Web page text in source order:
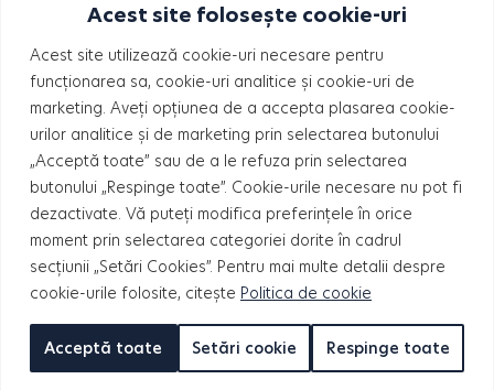
Acest site folosește cookie-uri
Acest site utilizează cookie-uri necesare pentru
funcționarea sa, cookie-uri analitice și cookie-uri de
marketing. Aveți opțiunea de a accepta plasarea cookie-
urilor analitice și de marketing prin selectarea butonului
„Acceptă toate” sau de a le refuza prin selectarea
butonului „Respinge toate”. Cookie-urile necesare nu pot fi
dezactivate. Vă puteți modifica preferințele în orice
moment prin selectarea categoriei dorite în cadrul
secțiunii „Setări Cookies”. Pentru mai multe detalii despre
cookie-urile folosite, citește Politica de cookie
Setări cookie Respinge toate
Acceptă toate
Luni – Joi: 10:00 – 18:00
Vineri: 10:00 – 16:00
Sâmbătă – Duminică(program vizionări)
10:00 – 14:00
HILS Nord – Strada Emil Racoviță, Voluntari
077190
Luni – Joi: 10:00 – 19:00
Vineri: 10:00 – 17:00
Sâmbătă: 10:00 – 14:00
Duminică: Închis